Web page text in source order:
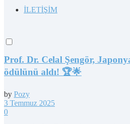
İLETİŞİM
Prof. Dr. Celal Şengör,
ödülünü aldı! 🏆🌟
by Pozy
3 Temmuz 2025
0